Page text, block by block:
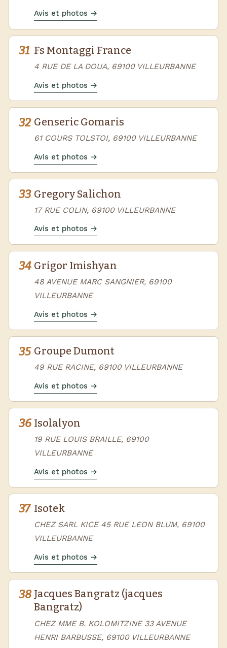
Avis et photos →
31 Fs Montaggi France
4 RUE DE LA DOUA, 69100 VILLEURBANNE
Avis et photos →
32 Genseric Gomaris
61 COURS TOLSTOI, 69100 VILLEURBANNE
Avis et photos →
33 Gregory Salichon
17 RUE COLIN, 69100 VILLEURBANNE
Avis et photos →
34 Grigor Imishyan
48 AVENUE MARC SANGNIER, 69100
VILLEURBANNE
Avis et photos →
35 Groupe Dumont
49 RUE RACINE, 69100 VILLEURBANNE
Avis et photos →
36 Isolalyon
19 RUE LOUIS BRAILLE, 69100
VILLEURBANNE
Avis et photos →
37 Isotek
CHEZ SARL KICE 45 RUE LEON BLUM, 69100
VILLEURBANNE
Avis et photos →
38 Jacques Bangratz (jacques
Bangratz)
CHEZ MME B. KOLOMITZINE 33 AVENUE
HENRI BARBUSSE, 69100 VILLEURBANNE